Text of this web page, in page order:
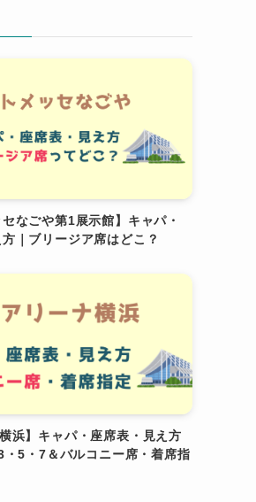
セなごや第1展示館】キャパ・
｜ブリージア席はどこ？
浜】キャパ・座席表・見え方
・5・7＆バルコニー席・着席指